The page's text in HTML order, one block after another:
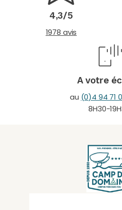
4,3/5
1978 avis
A votre
au (0)4 94 71
8H30-